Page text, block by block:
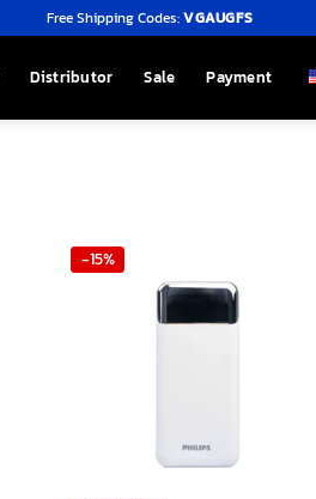
Free Shipping Codes:VGAUGFS
Distributor Sale Payment
-15%